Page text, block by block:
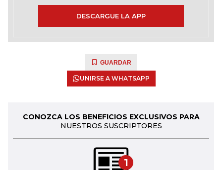
DESCARGUE LA APP
GUARDAR
UNIRSE A WHATSAPP
CONOZCA LOS BENEFICIOS EXCLUSIVOS PARA
NUESTROS SUSCRIPTORES
1